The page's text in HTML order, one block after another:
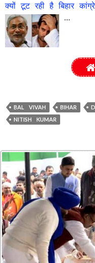
क्यों टूट रही है बिहार
…
BAL VIVAH BIHAR
NITISH KUMAR